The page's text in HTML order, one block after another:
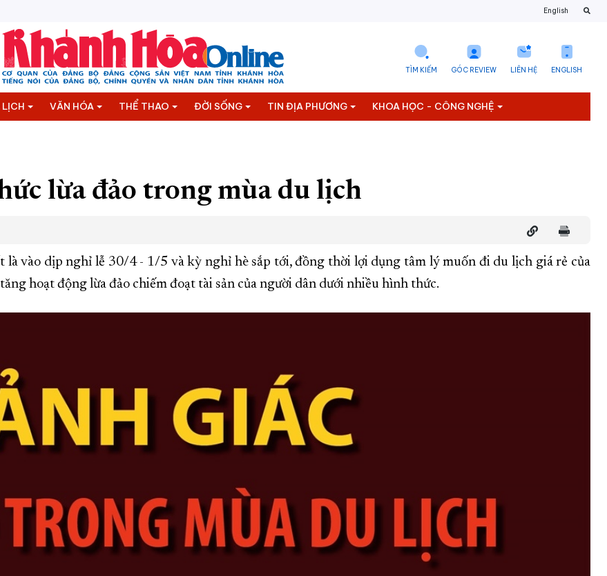
English
ENGLISH
LIÊN HỆ
GÓC REVIEW
TÌM KIẾM
LỊCH VĂN HÓA THỂ THAO ĐỜI SỐNG TIN ĐỊA PHƯƠNG KHOA HỌC - CÔNG NGHỆ
lừa đảo trong mùa du lịch
là vào dịp nghỉ lễ 30/4 - 1/5 và kỳ nghỉ hè sắp tới, đồng thời lợi dụng tâm lý muốn đi du lịch giá rẻ của
hoạt động lừa đảo chiếm đoạt tài sản của người dân dưới nhiều hình thức.